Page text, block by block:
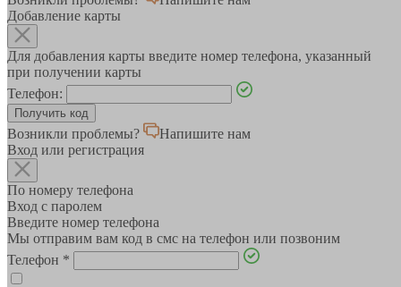
Добавление карты
Для добавления карты введите номер телефона, указанный
при получении карты
Телефон:
Возникли проблемы?
Напишите нам
Вход или регистрация
По номеру телефона
Вход с паролем
Введите номер телефона
Мы отправим вам код в смс на телефон или позвоним
Телефон *